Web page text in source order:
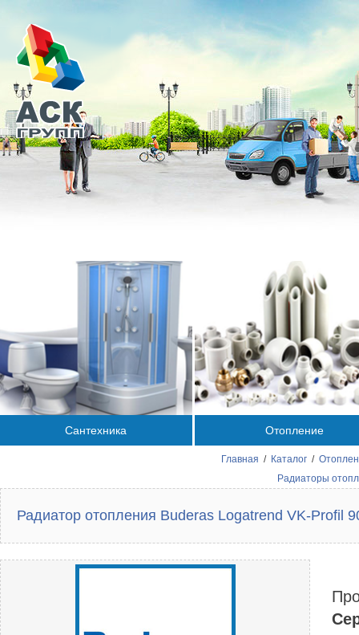
Сантехника Отопление
Главная / Каталог /
Радиаторы
Радиатор отопления Buderas Logatrend VK-Profil